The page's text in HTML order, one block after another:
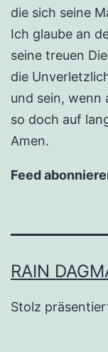
die sich seine
Ich glaube an
seine treuen
die
und sein, wenn
so doch auf
Amen.
Feed
RAIN
Stolz